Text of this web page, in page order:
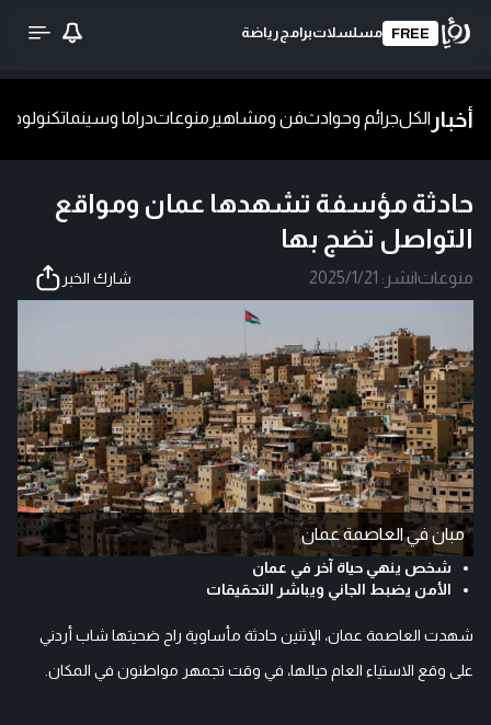
FREE مسلسلاتبرامج رياضة
أخبار الكلجرائم وحوادثفن ومشاهير منوعاتدراما وسينماتكنولوجيا
حادثة مؤسفة تشهدها عمان ومواقع
التواصل تضج بها
منوعات|نشر: 2025/1/21 شارك الخبر
مبان في العاصمة عمان
شخص ينهي حياة آخر في عمان
الأمن يضبط الجاني ويباشر التحقيقات
شهدت العاصمة عمان، الإثنين حادثة مأساوية راح ضحيتها شاب أردني
على وقع الاستياء العام حيالها، في وقت تجمهر مواطنون في المكان.